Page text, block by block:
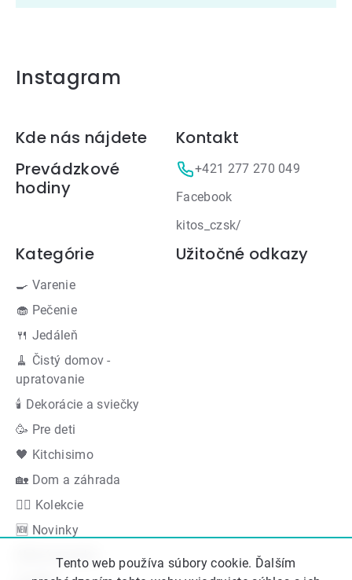
Tento web používa súbory cookie. Ďalším
Instagram
Zápätie
Kde nás nájdete
Prevádzkové
hodiny
Kontakt
+421 277 270 049
Facebook
kitos_czsk/
Kategórie
🍳 Varenie
🧁 Pečenie
🍴 Jedáleň
🧹 Čistý domov -
upratovanie
🕯 Dekorácie a sviečky
🥳 Pre deti
🖤 Kitchisimo
🏡 Dom a záhrada
👍🏻 Kolekcie
🆕 Novinky
Akčná ponuka
Užitočné odkazy